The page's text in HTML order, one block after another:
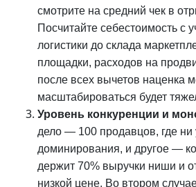
смотрите на средний чек в
Посчитайте себестоимость с
логистики до склада
площадки, расходов на
после всех вычетов наценка
масштабироваться будет
Уровень конкуренции и
дело — 100 продавцов, где ни
доминирования, и другое —
держит 70% выручки ниши и
низкой цене. Во втором